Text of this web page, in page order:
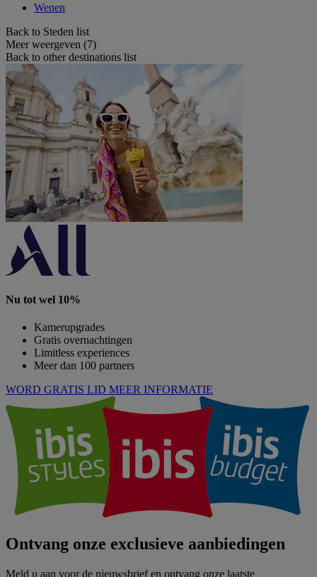
Wenen
Back to Steden list
Meer weergeven (7)
Back to other destinations list
Nu tot wel 10%
Kamerupgrades
Gratis overnachtingen
Limitless experiences
Meer dan 100 partners
WORD GRATIS LID MEER INFORMATIE
Ontvang onze exclusieve aanbiedingen
Meld u aan voor de nieuwsbrief en ontvang onze laatste